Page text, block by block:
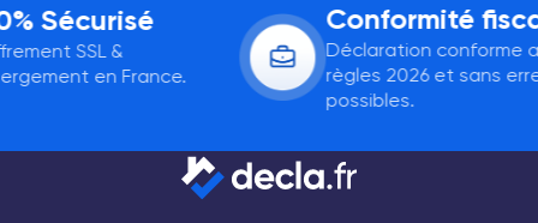
Sécurisé
SSL &
en France.
Conformité
Déclaration conforme
règles 2026 et sans
possibles.